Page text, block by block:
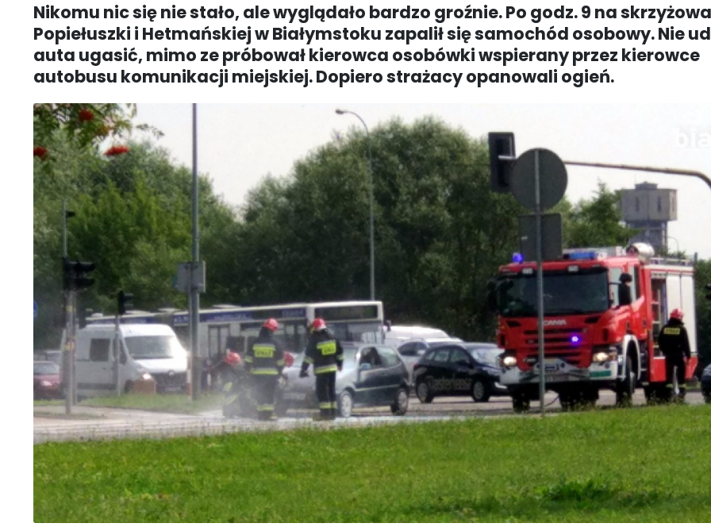
Nikomu nic się nie stało, ale wyglądało bardzo groźnie. Po godz. 9 na
Popiełuszki i Hetmańskiej w Białymstoku zapalił się samochód osobowy. Nie
auta ugasić, mimo ze próbował kierowca osobówki wspierany przez kierowce
autobusu komunikacji miejskiej. Dopiero strażacy opanowali ogień.